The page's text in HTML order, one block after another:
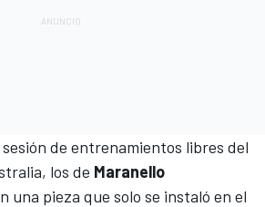
de entrenamientos libres del
, los de Maranello
una pieza que solo se instaló en el